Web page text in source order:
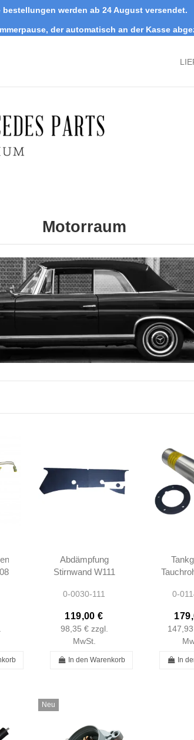
werden ab 24 August versendet.
der automatisch an der Kasse
Motorraum
Abdämpfung
Stirnwand W111
280SE/C
300SE/C
1116826320 -
1116826620 -...
0-0030-111
119,00 €
98,35 € zzgl.
MwSt.
In den Warenkorb
W110
0-
In
Neu